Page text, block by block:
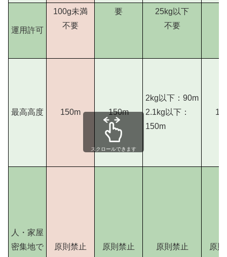
運用許可
100g未満
不要
要
25kg以下
不要
最高高度 150m 150m
2kg以下：90m
2.1kg以下：
150m
人・家屋
密集地で
原則禁止 原則禁止 原則禁止 原
スクロールできます